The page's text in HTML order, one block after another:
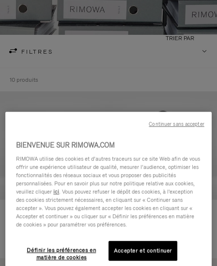
FILTRES
TRIER PAR
10 produits
Never Still - Cuir Trousse de
Toilette
Never Still - Cuir Grand Sac à
dos à rabat
BIENVENUE SUR RIMOWA.COM
RIMOWA utilise des cookies et d’autres traceurs sur ce site Web afin de vous
offrir une expérience utilisateur de qualité, mesurer l’audience, optimiser les
fonctionnalités des réseaux sociaux et vous proposer des publicités
personnalisées. Pour en savoir plus sur notre politique relative aux cookies,
veuillez cliquer ici. Vous pouvez refuser le dépôt des cookies, à l'exception
des cookies strictement nécessaires, en cliquant sur « Continuer sans
accepter ». Vous pouvez également accepter les cookies en cliquant sur «
Accepter et continuer » ou cliquer sur « Définir les préférences en matière
de cookies » pour paramétrer vos préférences.
Définir les préférences en
matière de cookies
Accepter et continuer
Continuer sans accepter